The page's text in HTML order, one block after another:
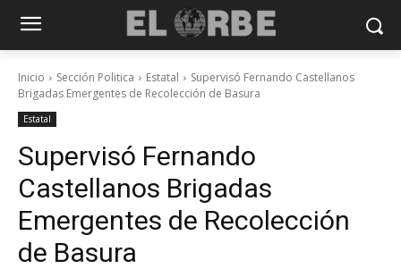
Inicio Sección Politica Estatal
Supervisó Fernando Castellanos
Brigadas Emergentes de Recolección de Basura
Estatal
Supervisó Fernando
Castellanos Brigadas
Emergentes de Recolección
de Basura